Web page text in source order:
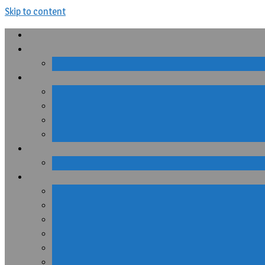
Skip to content